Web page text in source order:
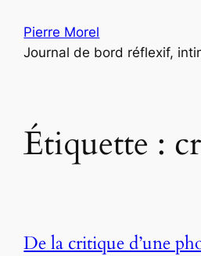
contenu
Pierre Morel
Journal de bord réflexif,
Étiquette :
De la critique d’une